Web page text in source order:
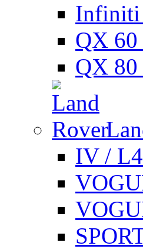
Infiniti
QX
QX
IV /